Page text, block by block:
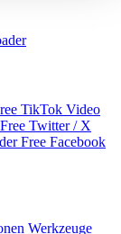
TikTok Video
Free Twitter / X
Free Facebook
Werkzeuge